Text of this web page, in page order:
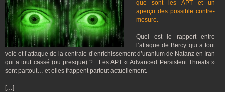
que sont les APT et un
aperçu des possible contre-
mesure.
Quel est le rapport entre
l’attaque de Bercy qui a tout
volé et l’attaque de la centrale d’enrichissement d’uranium de Natanz en Iran
qui a tout cassé (ou presque) ? : Les APT « Advanced Persistent Threats »
sont partout… et elles frappent partout actuellement.
[…]